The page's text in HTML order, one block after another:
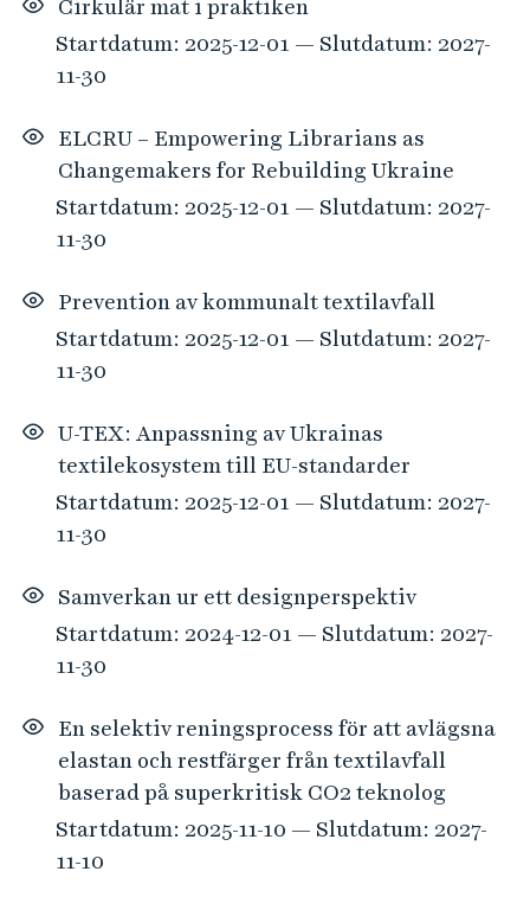
Cirkulär mat i praktiken
Startdatum: 2025-12-01 — Slutdatum: 2027-
11-30
ELCRU – Empowering Librarians as
Changemakers for Rebuilding Ukraine
Startdatum: 2025-12-01 — Slutdatum: 2027-
11-30
Prevention av kommunalt textilavfall
Startdatum: 2025-12-01 — Slutdatum: 2027-
11-30
U-TEX: Anpassning av Ukrainas
textilekosystem till EU-standarder
Startdatum: 2025-12-01 — Slutdatum: 2027-
11-30
Samverkan ur ett designperspektiv
Startdatum: 2024-12-01 — Slutdatum: 2027-
11-30
En selektiv reningsprocess för att avlägsna
elastan och restfärger från textilavfall
baserad på superkritisk CO2 teknolog
Startdatum: 2025-11-10 — Slutdatum: 2027-
11-10